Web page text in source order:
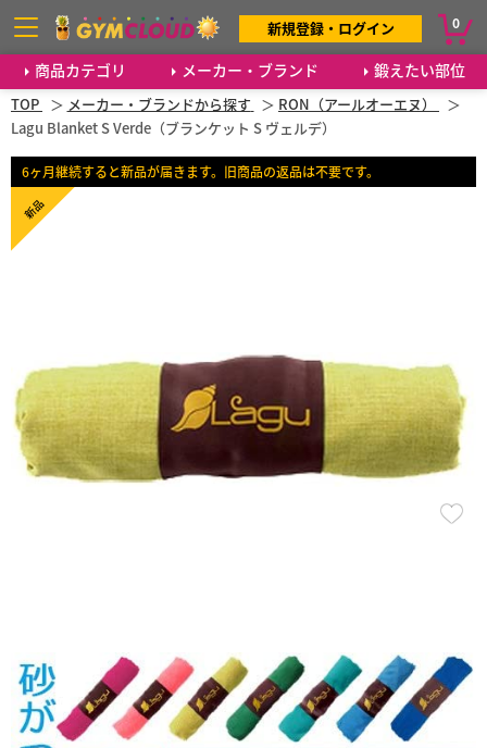
商品カテゴリ メーカー・ブランド 鍛えたい部位
新規登録・ログイン 0
TOP メーカー・ブランドから探す
RON（アールオーエヌ）
Lagu Blanket S Verde（ブランケット S ヴェルデ）
6ヶ月継続すると新品が届きます。旧商品の返品は不要です。
新品